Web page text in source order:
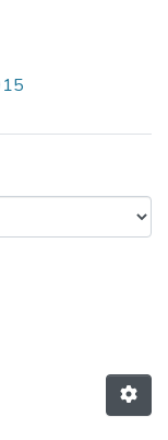
"López,